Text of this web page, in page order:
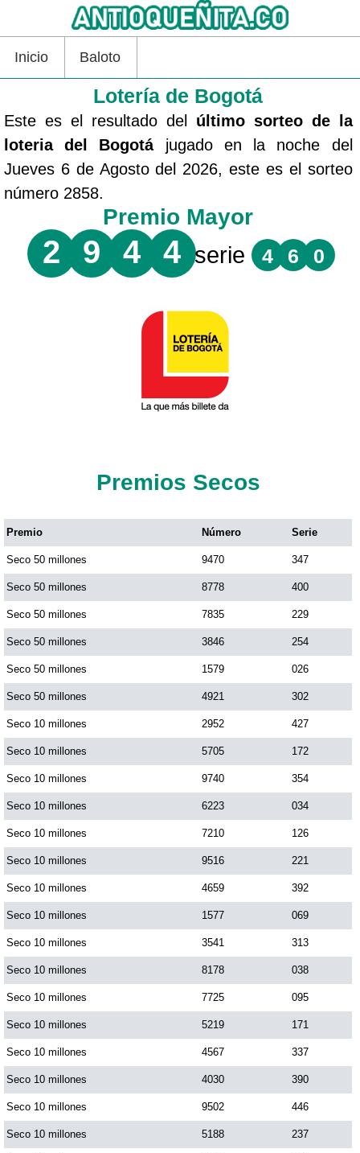
Inicio Baloto
Lotería de Bogotá
Este es el resultado del último sorteo de la
loteria del Bogotájugado en la noche del
Jueves 6 de Agosto del 2026, este es el sorteo
número 2858.
Premio Mayor
2 9 4 4 serie 4 6 0
Premios Secos
Premio Número Serie
Seco 50 millones 9470 347
Seco 50 millones 8778 400
Seco 50 millones 7835 229
Seco 50 millones 3846 254
Seco 50 millones 1579 026
Seco 50 millones 4921 302
Seco 10 millones 2952 427
Seco 10 millones 5705 172
Seco 10 millones 9740 354
Seco 10 millones 6223 034
Seco 10 millones 7210 126
Seco 10 millones 9516 221
Seco 10 millones 4659 392
Seco 10 millones 1577 069
Seco 10 millones 3541 313
Seco 10 millones 8178 038
Seco 10 millones 7725 095
Seco 10 millones 5219 171
Seco 10 millones 4567 337
Seco 10 millones 4030 390
Seco 10 millones 9502 446
Seco 10 millones 5188 237